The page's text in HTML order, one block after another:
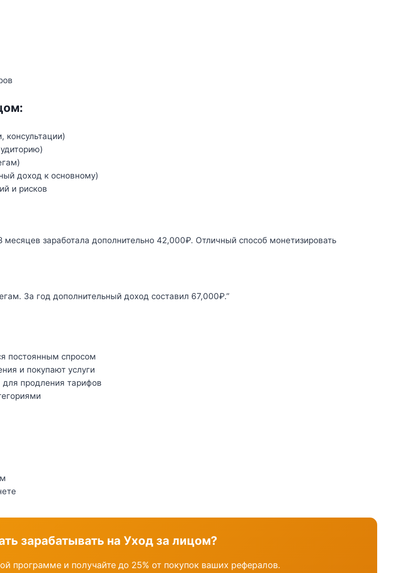
консультации)
доход к основному)
и рисков
заработала дополнительно 42,000₽. Отличный способ монетизировать
За год дополнительный доход составил 67,000₽.”
постоянным спросом
и покупают услуги
продления тарифов
зарабатывать на Уход за лицом?
программе и получайте до 25% от покупок ваших рефералов.